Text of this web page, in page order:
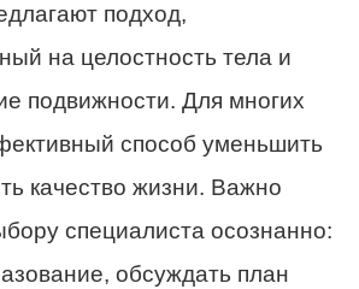
подход,
на целостность тела и
подвижности. Для многих
способ уменьшить
качество жизни. Важно
специалиста осознанно:
обсуждать план